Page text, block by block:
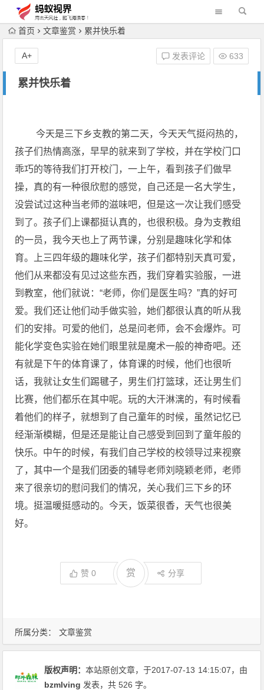
首页 文章鉴赏 累并快乐着
累并快乐着
发表评论 633
A+
所属分类： 文章鉴赏
今天是三下乡支教的第二天，今天天气挺闷热的，
孩子们热情高涨，早早的就来到了学校，并在学校门口
乖巧的等待我们打开校门，一上午，看到孩子们做早
操，真的有一种很欣慰的感觉，自己还是一名大学生，
没尝试过这种当老师的滋味吧，但是这一次让我们感受
到了。孩子们上课都挺认真的，也很积极。身为支教组
的一员，我今天也上了两节课，分别是趣味化学和体
育。上三四年级的趣味化学，孩子们都特别天真可爱，
他们从来都没有见过这些东西，我们穿着实验服，一进
到教室，他们就说：“老师，你们是医生吗？”真的好可
爱。我们还让他们动手做实验，她们都很认真的听从我
们的安排。可爱的他们，总是问老师，会不会爆炸。可
能化学变色实验在她们眼里就是魔术一般的神奇吧。还
有就是下午的体育课了，体育课的时候，他们也很听
话，我就让女生们踢毽子，男生们打篮球，还让男生们
比赛，他们都乐在其中呢。玩的大汗淋漓的，有时候看
着他们的样子，就想到了自己童年的时候，虽然记忆已
经渐渐模糊，但是还是能让自己感受到回到了童年般的
快乐。中午的时候，有我们自己学校的校领导过来视察
了，其中一个是我们团委的辅导老师刘晓颖老师，老师
来了很亲切的慰问我们的情况，关心我们三下乡的环
境。挺温暖挺感动的。今天，饭菜很香，天气也很美
好。
赞0 赏 分享
版权声明：本站原创文章，于2017-07-13 14:15:07，由
bzmlving 发表，共 526 字。